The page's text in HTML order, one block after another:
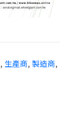
, 生產商, 製造商,